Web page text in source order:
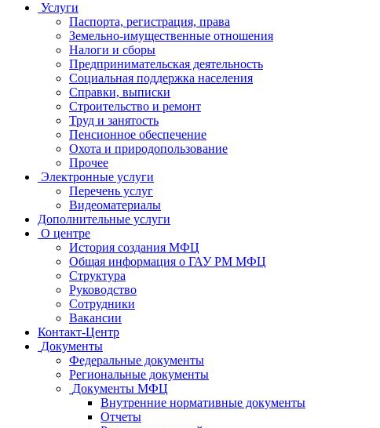
Услуги
Паспорта, регистрация, права
Земельно-имущественные отношения
Налоги и сборы
Предпринимательская деятельность
Социальная поддержка населения
Справки, выписки
Строительство и ремонт
Труд и занятость
Пенсионное обеспечение
Охота и природопользование
Прочее
Электронные услуги
Перечень услуг
Видеоматериалы
Дополнительные услуги
О центре
История создания МФЦ
Общая информация о ГАУ РМ МФЦ
Структура
Руководство
Сотрудники
Вакансии
Контакт-Центр
Документы
Федеральные документы
Региональные документы
Документы МФЦ
Внутренние нормативные документы
Отчеты